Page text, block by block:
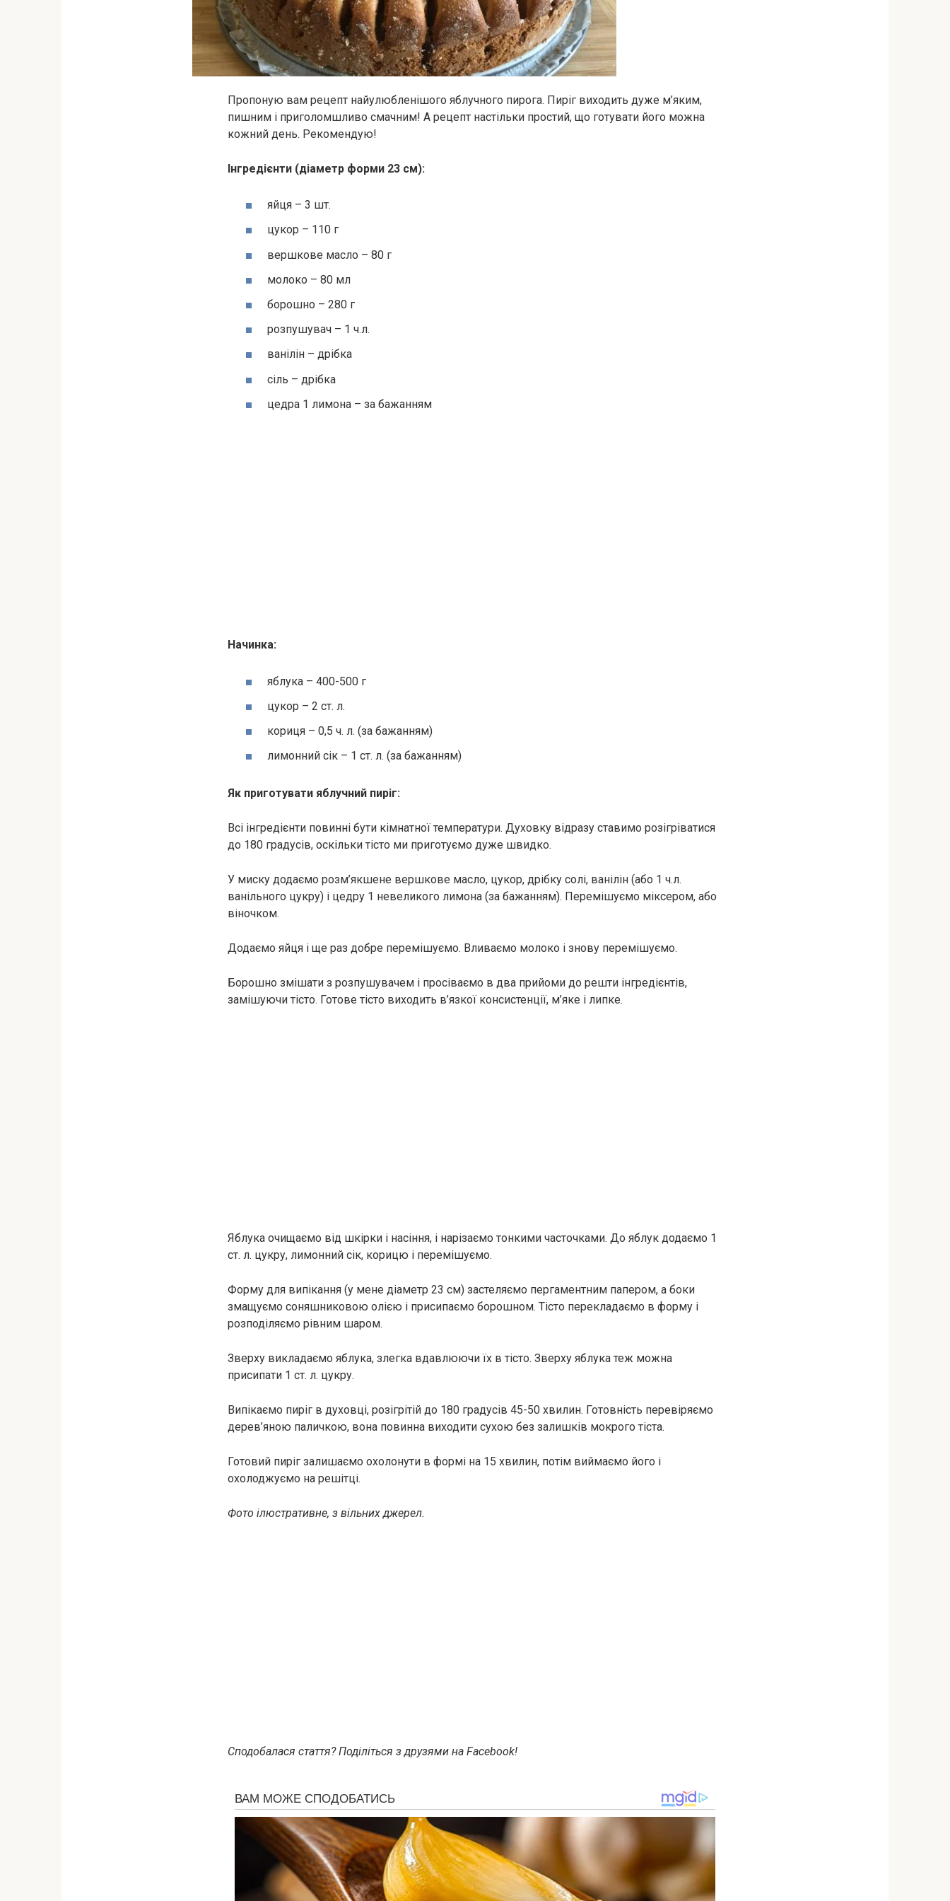
Пропоную вам рецепт найулюбленішого яблучного пирога. Пиріг виходить дуже м’яким,
пишним і приголомшливо смачним! А рецепт настільки простий, що готувати його можна
кожний день. Рекомендую!
Інгредієнти (діаметр форми 23 см):
яйця – 3 шт.
цукор – 110 г
вершкове масло – 80 г
молоко – 80 мл
борошно – 280 г
розпушувач – 1 ч.л.
ванілін – дрібка
сіль – дрібка
цедра 1 лимона – за бажанням
Начинка:
яблука – 400-500 г
цукор – 2 ст. л.
кориця – 0,5 ч. л. (за бажанням)
лимонний сік – 1 ст. л. (за бажанням)
Як приготувати яблучний пиріг:
Всі інгредієнти повинні бути кімнатної температури. Духовку відразу ставимо розігріватися
до 180 градусів, оскільки тісто ми приготуємо дуже швидко.
У миску додаємо розм’якшене вершкове масло, цукор, дрібку солі, ванілін (або 1 ч.л.
ванільного цукру) і цедру 1 невеликого лимона (за бажанням). Перемішуємо міксером, або
віночком.
Додаємо яйця і ще раз добре перемішуємо. Вливаємо молоко і знову перемішуємо.
Борошно змішати з розпушувачем і просіваємо в два прийоми до решти інгредієнтів,
замішуючи тісто. Готове тісто виходить в’язкої консистенції, м’яке і липке.
Яблука очищаємо від шкірки і насіння, і нарізаємо тонкими часточками. До яблук додаємо 1
ст. л. цукру, лимонний сік, корицю і перемішуємо.
Форму для випікання (у мене діаметр 23 см) застеляємо пергаментним папером, а боки
змащуємо соняшниковою олією і присипаємо борошном. Тісто перекладаємо в форму і
розподіляємо рівним шаром.
Зверху викладаємо яблука, злегка вдавлюючи їх в тісто. Зверху яблука теж можна
присипати 1 ст. л. цукру.
Випікаємо пиріг в духовці, розігрітій до 180 градусів 45-50 хвилин. Готовність перевіряємо
дерев’яною паличкою, вона повинна виходити сухою без залишків мокрого тіста.
Готовий пиріг залишаємо охолонути в формі на 15 хвилин, потім виймаємо його і
охолоджуємо на решітці.
Фото ілюстративне, з вільних джерел.
Сподобалася стаття? Поділіться з друзями на Facebook!